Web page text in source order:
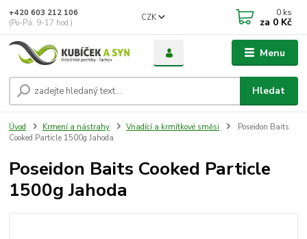
Menu
CZK
Hledat
+420 603 212 106
(Po-Pá, 9-17 hod.)
0 ks
za 0 Kč
Úvod Krmení a nástrahy Vnadící a krmítkové směsi
Poseidon Baits
Cooked Particle 1500g Jahoda
Poseidon Baits Cooked Particle
1500g Jahoda